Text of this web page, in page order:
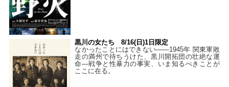
黒川の女たち 8/16(日)1日限定
なかったことにはできない——1945年 関東軍敗
走の満州で待ちうけた、黒川開拓団の壮絶な運
命―戦争と性暴力の事実、いま知るべきことが
ここに在る。